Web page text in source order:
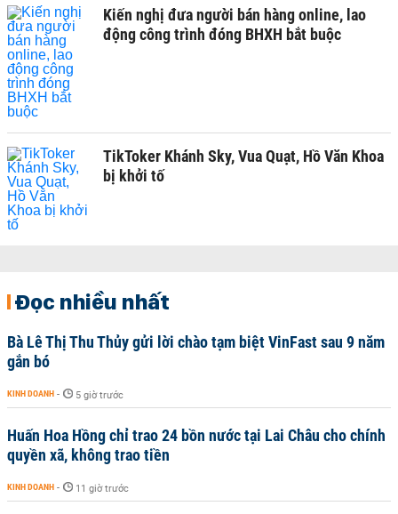
Kiến nghị đưa người bán hàng online, lao
động công trình đóng BHXH bắt buộc
TikToker Khánh Sky, Vua Quạt, Hồ Văn Khoa
bị khởi tố
Đọc nhiều nhất
Bà Lê Thị Thu Thủy gửi lời chào tạm biệt VinFast sau 9 năm
gắn bó
KINH DOANH - 5 giờ trước
Huấn Hoa Hồng chỉ trao 24 bồn nước tại Lai Châu cho chính
quyền xã, không trao tiền
KINH DOANH - 11 giờ trước